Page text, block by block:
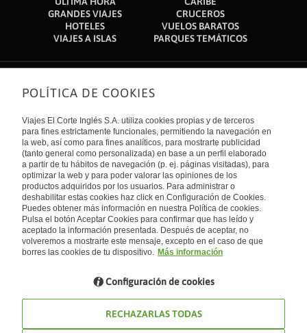
GRANDES VIAJES
CRUCEROS
HOTELES
VUELOS BARATOS
VIAJES A ISLAS
PARQUES TEMÁTICOS
Sobre nosotros
Quiénes somos
Financiación
Sostenibilidad
Turismo accesible
Tarjeta El Corte Inglés
Trabaja con nosotros
El Corte Inglés
Canal Ético
Enlaces de interés
Guías de viaje
Catálogos
Auto check-in
Condiciones Generales
Política de privacidad
Política de cookies
Accesibilidad
Empresas/ Grupos
Internacional
España
Visita nuestro blog
Blog de Viajes el Corte inglés
POLÍTICA DE COOKIES
Viajes El Corte Inglés S.A. utiliza cookies propias y de terceros
para fines estrictamente funcionales, permitiendo la navegación en
la web, así como para fines analíticos, para mostrarte publicidad
(tanto general como personalizada) en base a un perfil elaborado
a partir de tu hábitos de navegación (p. ej. páginas visitadas), para
optimizar la web y para poder valorar las opiniones de los
productos adquiridos por los usuarios. Para administrar o
deshabilitar estas cookies haz click en Configuración de Cookies.
Puedes obtener más información en nuestra Política de cookies.
Pulsa el botón Aceptar Cookies para confirmar que has leído y
aceptado la información presentada. Después de aceptar, no
volveremos a mostrarte este mensaje, excepto en el caso de que
borres las cookies de tu dispositivo. Más información
Configuración de cookies
RECHAZARLAS TODAS